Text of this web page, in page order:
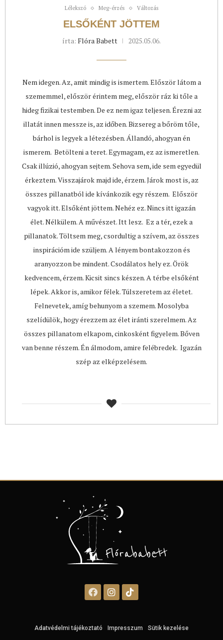
Lélekszó Meg-érzés Változás
ELSŐKÉNT JÖTTEM
írta: Flóra Babett 2025.05.06.
Nem idegen. Az, amit mindig is ismertem. Először látom a
szememmel, először érintem meg, először ráz ki tőle a
hideg fizikai testemben. De ez nem igaz teljesen. Érezni az
illatát innen messze is, az időben. Bizsereg a bőröm tőle,
bárhol is legyek a létezésben. Állandó, ahogyan én
ismerem. Betölteni a teret. Egymagam, ez az ismeretlen.
Csak illúzió, ahogyan sejtem. Sehova sem, ide sem egyedül
érkeztem. Visszajárok majd ide, érzem. Járok most is, az
összes pillanatból ide kívánkozik egy részem. Először
vagyok itt. Elsőként jöttem. Nehéz ez. Nincs itt igazán
élet. Nélkülem. A művészet. Itt lesz. Ez a tér, ezek a
pillanatok. Töltsem meg, csordultig a szívem, az összes
inspirációm ide szüljem. A lényem bontakozzon és
aranyozzon be mindent. Csodálatos hely ez. Örök
kedvencem, érzem. Kicsit sincs készen. A térbe elsőként
lépek. Akkor is, amikor félek. Túlszeretem az életet.
Felnevetek, amíg behunyom a szemem. Mosolyba
szelídülök, hogy érezzem az élet iránti szerelmem. Az
összes pillanatom elkapom, cinkosként figyelem. Bőven
van benne részem. Én álmodom, amire felébredek. Igazán
szép az elképzelésem.
Adatvédelmi tájékoztató Impresszum Sütik kezelése